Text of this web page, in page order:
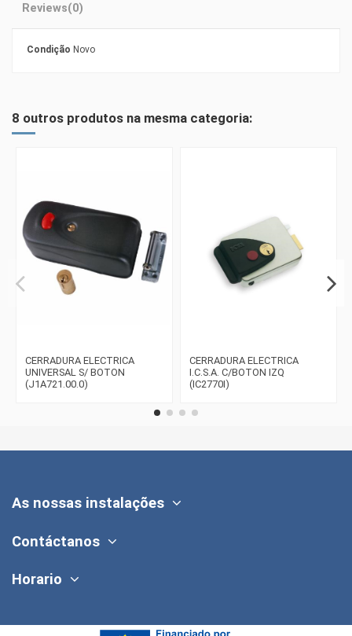
Reviews(0)
Condição Novo
8 outros produtos na mesma categoria:
CERRADURA ELECTRICA
UNIVERSAL S/ BOTON
(J1A721.00.0)
CERRADURA ELECTRICA
I.C.S.A. C/BOTON IZQ
(IC2770I)
As nossas instalações
Contáctanos
Horario